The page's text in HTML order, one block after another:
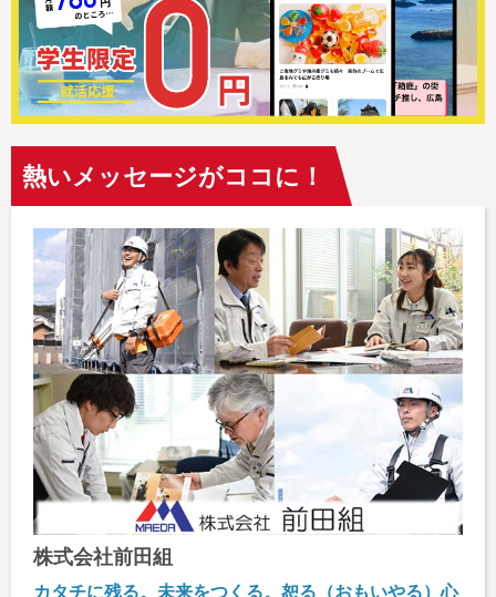
熱いメッセージがココに！
株式会社前田組
カタチに残る。未来をつくる。恕る（おもいやる）心